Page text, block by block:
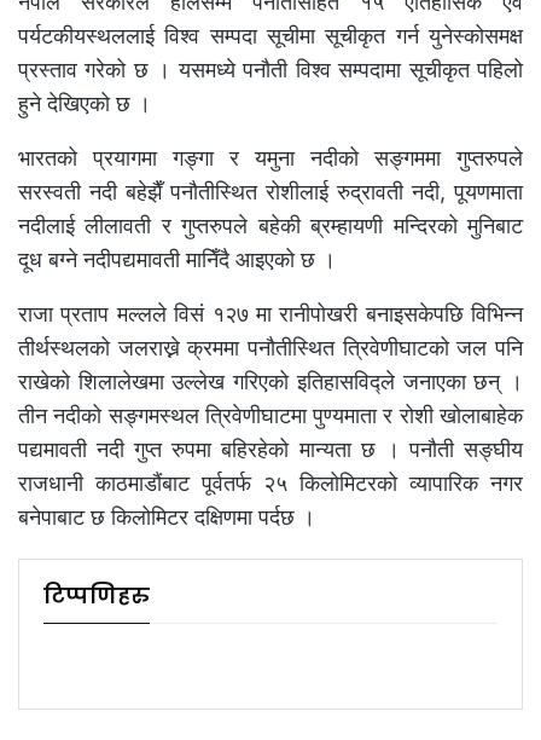
पर्यटकीयस्थललाई विश्व सम्पदा सूचीमा सूचीकृत गर्न युनेस्कोसमक्ष
प्रस्ताव गरेको छ । यसमध्ये पनौती विश्व सम्पदामा सूचीकृत पहिलो
हुने देखिएको छ ।
भारतको प्रयागमा गङ्गा र यमुना नदीको सङ्गममा गुप्तरुपले
सरस्वती नदी बहेझैँ पनौतीस्थित रोशीलाई रुद्रावती नदी, पूयणमाता
नदीलाई लीलावती र गुप्तरुपले बहेकी ब्रम्हायणी मन्दिरको मुनिबाट
दूध बग्ने नदीपद्यमावती मानिँदै आइएको छ ।
राजा प्रताप मल्लले विसं १२७ मा रानीपोखरी बनाइसकेपछि विभिन्न
तीर्थस्थलको जलराख्ने क्रममा पनौतीस्थित त्रिवेणीघाटको जल पनि
राखेको शिलालेखमा उल्लेख गरिएको इतिहासविद्ले जनाएका छन् ।
तीन नदीको सङ्गमस्थल त्रिवेणीघाटमा पुण्यमाता र रोशी खोलाबाहेक
पद्यमावती नदी गुप्त रुपमा बहिरहेको मान्यता छ । पनौती सङ्घीय
राजधानी काठमाडौंबाट पूर्वतर्फ २५ किलोमिटरको व्यापारिक नगर
बनेपाबाट छ किलोमिटर दक्षिणमा पर्दछ ।
टिप्पणिहरु